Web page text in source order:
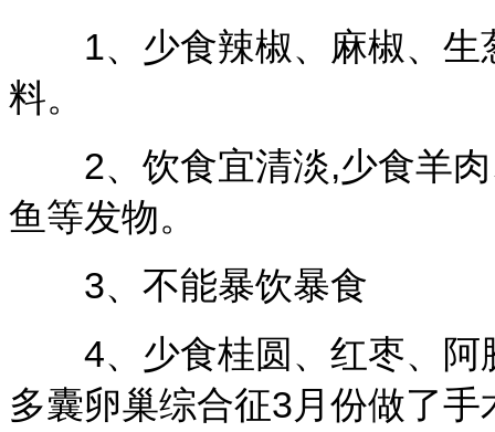
1、少食辣椒、麻椒、生
料。
2、饮食宜清淡,少食羊肉
鱼等发物。
3、不能暴饮暴食
4、少食桂圆、红枣、阿
多囊卵巢综合征3月份做了